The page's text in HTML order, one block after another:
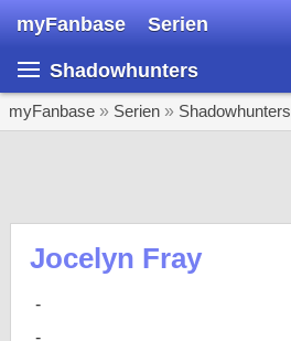
myFanbase Serien
Shadowhunters
myFanbase » Serien » Shadowhunters
Jocelyn Fray
SERIEN